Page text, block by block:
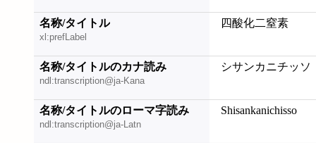
名称/タイトル
xl:prefLabel
四酸化二窒素
名称/タイトルのカナ読み
ndl:transcription@ja-Kana
シサンカニチッソ
名称/タイトルのローマ字読み
ndl:transcription@ja-Latn
Shisankanichisso